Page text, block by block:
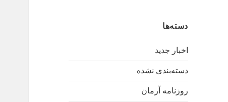
دسته‌ها
اخبار جدید
دسته‌بندی نشده
روزنامه آرمان